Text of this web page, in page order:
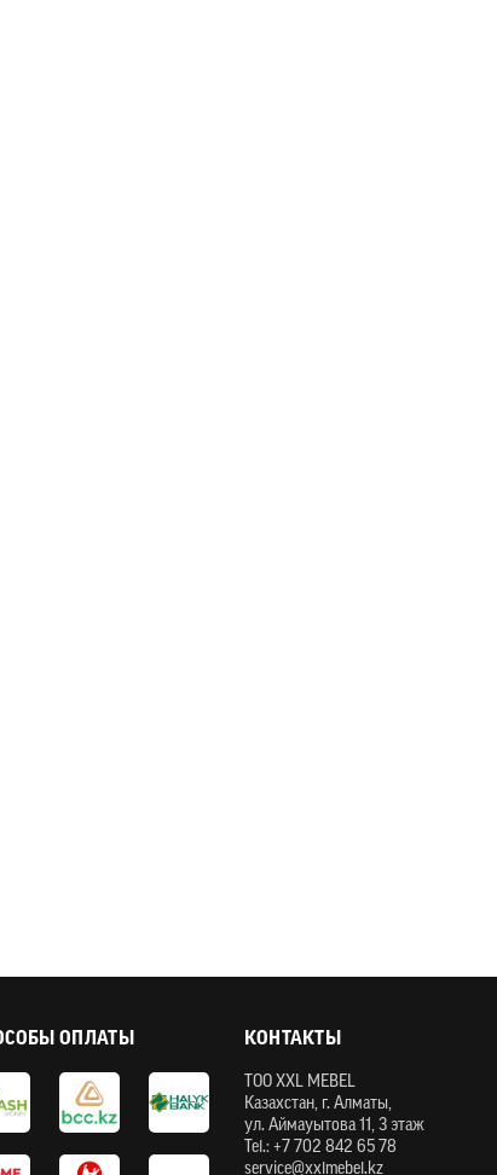
ОПЛАТЫ КОНТАКТЫ
ТOO XXL MEBEL
Казахстан, г. Алматы,
ул. Аймауытова 11, 3 этаж
Tel.: +7 702 842 65 78
service@xxlmebel.kz